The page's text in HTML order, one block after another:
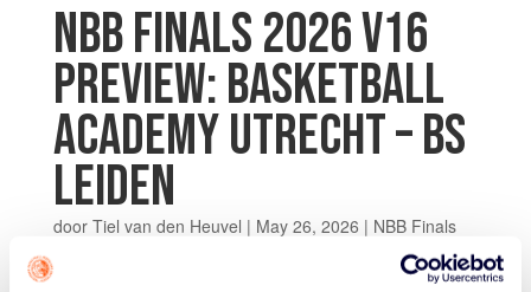
NBB FINALS 2026 V16
PREVIEW: BASKETBALL
ACADEMY UTRECHT – BS
LEIDEN
door Tiel van den Heuvel | May 26, 2026 | NBB Finals
Op zaterdag 30 mei spelen de Basketball Academy